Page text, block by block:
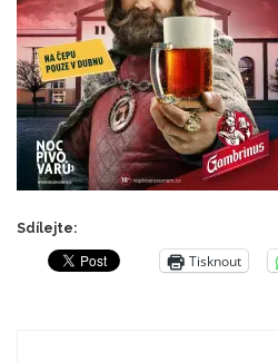
Sdílejte:
Tisknout